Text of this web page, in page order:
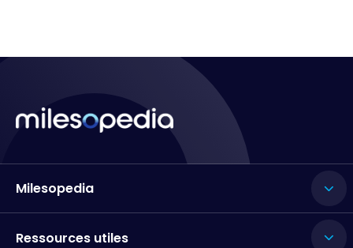
Milesopedia
Ressources utiles